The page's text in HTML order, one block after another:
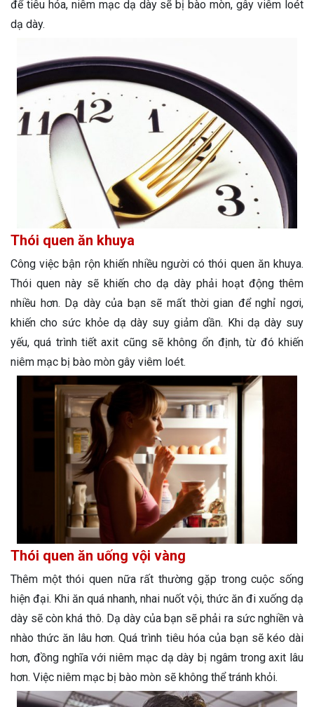
để tiêu hóa, niêm mạc dạ dày sẽ bị bào mòn, gây viêm loét
dạ dày.
Thói quen ăn khuya
Công việc bận rộn khiến nhiều người có thói quen ăn khuya.
Thói quen này sẽ khiến cho dạ dày phải hoạt động thêm
nhiều hơn. Dạ dày của bạn sẽ mất thời gian để nghỉ ngơi,
khiến cho sức khỏe dạ dày suy giảm dần. Khi dạ dày suy
yếu, quá trình tiết axit cũng sẽ không ổn định, từ đó khiến
niêm mạc bị bào mòn gây viêm loét.
Thói quen ăn uống vội vàng
Thêm một thói quen nữa rất thường gặp trong cuộc sống
hiện đại. Khi ăn quá nhanh, nhai nuốt vội, thức ăn đi xuống dạ
dày sẽ còn khá thô. Dạ dày của bạn sẽ phải ra sức nghiền và
nhào thức ăn lâu hơn. Quá trình tiêu hóa của bạn sẽ kéo dài
hơn, đồng nghĩa với niêm mạc dạ dày bị ngâm trong axit lâu
hơn. Việc niêm mạc bị bào mòn sẽ không thể tránh khỏi.